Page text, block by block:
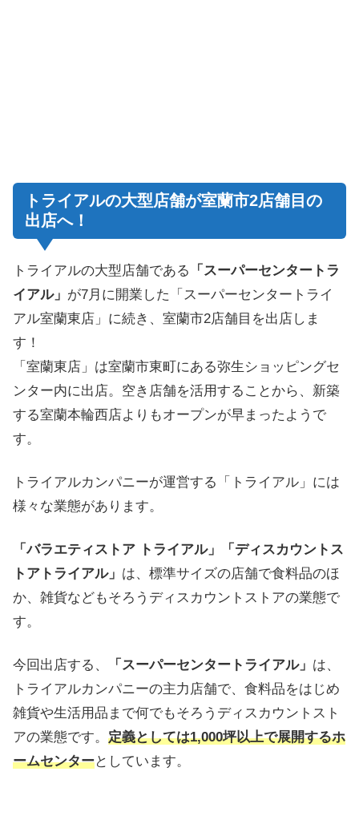
トライアルの大型店舗が室蘭市2店舗目の
出店へ！
トライアルの大型店舗である
「スーパーセンタートラ
イアル」 が7月に開業した「スーパーセンタートライ
アル室蘭東店」に続き、室蘭市2店舗目を出店しま
す！
「室蘭東店」は室蘭市東町にある弥生ショッピングセ
ンター内に出店。空き店舗を活用することから、新築
する室蘭本輪西店よりもオープンが早まったようで
す。
トライアルカンパニーが運営する「トライアル」には
様々な業態があります。
「バラエティストア トライアル」「ディスカウントス
トアトライアル」 は、標準サイズの店舗で食料品のほ
か、雑貨などもそろうディスカウントストアの業態で
す。
今回出店する、 「スーパーセンタートライアル」 は、
トライアルカンパニーの主力店舗で、食料品をはじめ
雑貨や生活用品まで何でもそろうディスカウントスト
アの業態です。 定義としては1,000坪以上で展開するホ
ームセンターとしています。